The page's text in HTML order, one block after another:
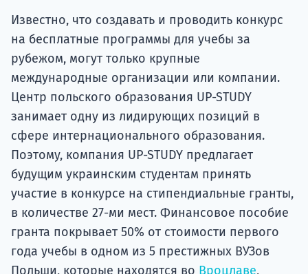
Известно, что создавать и проводить конкурс
на бесплатные программы для учебы за
рубежом, могут только крупные
международные организации или компании.
Центр польского образования UP-STUDY
занимает одну из лидирующих позиций в
сфере интернационального образования.
Поэтому, компания UP-STUDY предлагает
будущим украинским студентам принять
участие в конкурсе на стипендиальные гранты,
в количестве 27-ми мест. Финансовое пособие
гранта покрывает 50% от стоимости первого
года учебы в одном из 5 престижных ВУЗов
Польши, которые находятся во Вроцлаве,